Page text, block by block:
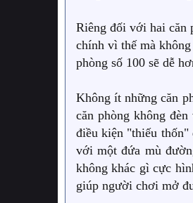
Riêng đối với hai căn
chính vì thế mà
phòng số 100 sẽ dễ
Không ít những căn
căn phòng không
điều kiện "thiếu
với một đứa mù
không khác gì cực
giúp người chơi mở